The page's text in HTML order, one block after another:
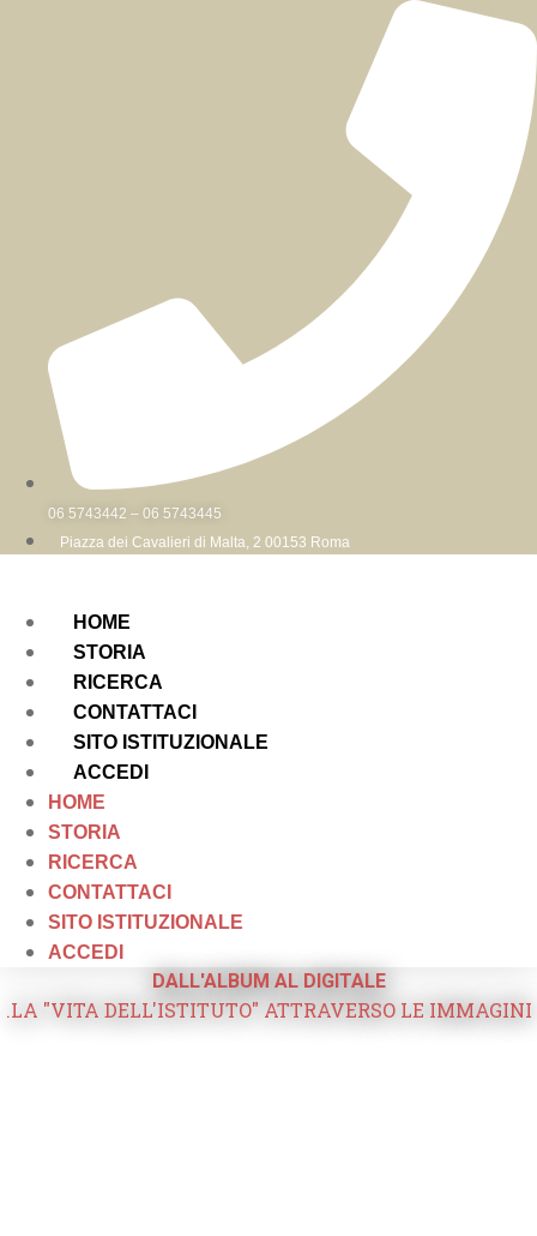
06 5743442 – 06 5743445
Piazza dei Cavalieri di Malta, 2 00153 Roma
HOME
STORIA
RICERCA
CONTATTACI
SITO ISTITUZIONALE
ACCEDI
HOME
STORIA
RICERCA
CONTATTACI
SITO ISTITUZIONALE
ACCEDI
DALL'ALBUM AL DIGITALE
.LA "VITA DELL'ISTITUTO" ATTRAVERSO LE IMMAGINI